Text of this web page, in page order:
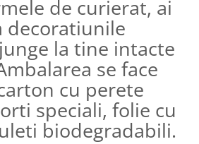
de curierat, ai
decoratiunile
la tine intacte
se face
cu perete
speciali, folie cu
biodegradabili.